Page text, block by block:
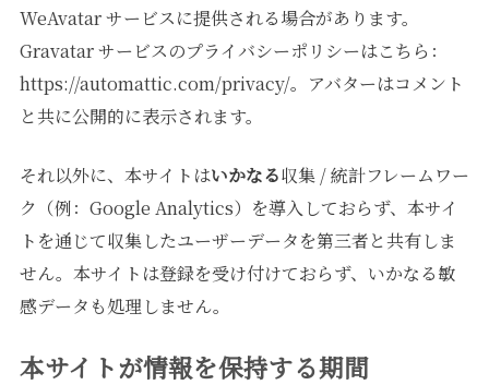
WeAvatar サービスに提供される場合があります。
Gravatar サービスのプライバシーポリシーはこちら：
https://automattic.com/privacy/。アバターはコメント
と共に公開的に表示されます。
それ以外に、本サイトはいかなる収集 / 統計フレームワー
ク（例：Google Analytics）を導入しておらず、本サイ
トを通じて収集したユーザーデータを第三者と共有しま
せん。本サイトは登録を受け付けておらず、いかなる敏
感データも処理しません。
本サイトが情報を保持する期間